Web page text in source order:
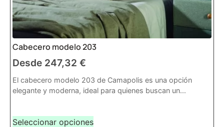
Cabecero modelo 203
Desde 247,32 €
El cabecero modelo 203 de Camapolis es una opción
elegante y moderna, ideal para quienes buscan un...
Seleccionar opciones